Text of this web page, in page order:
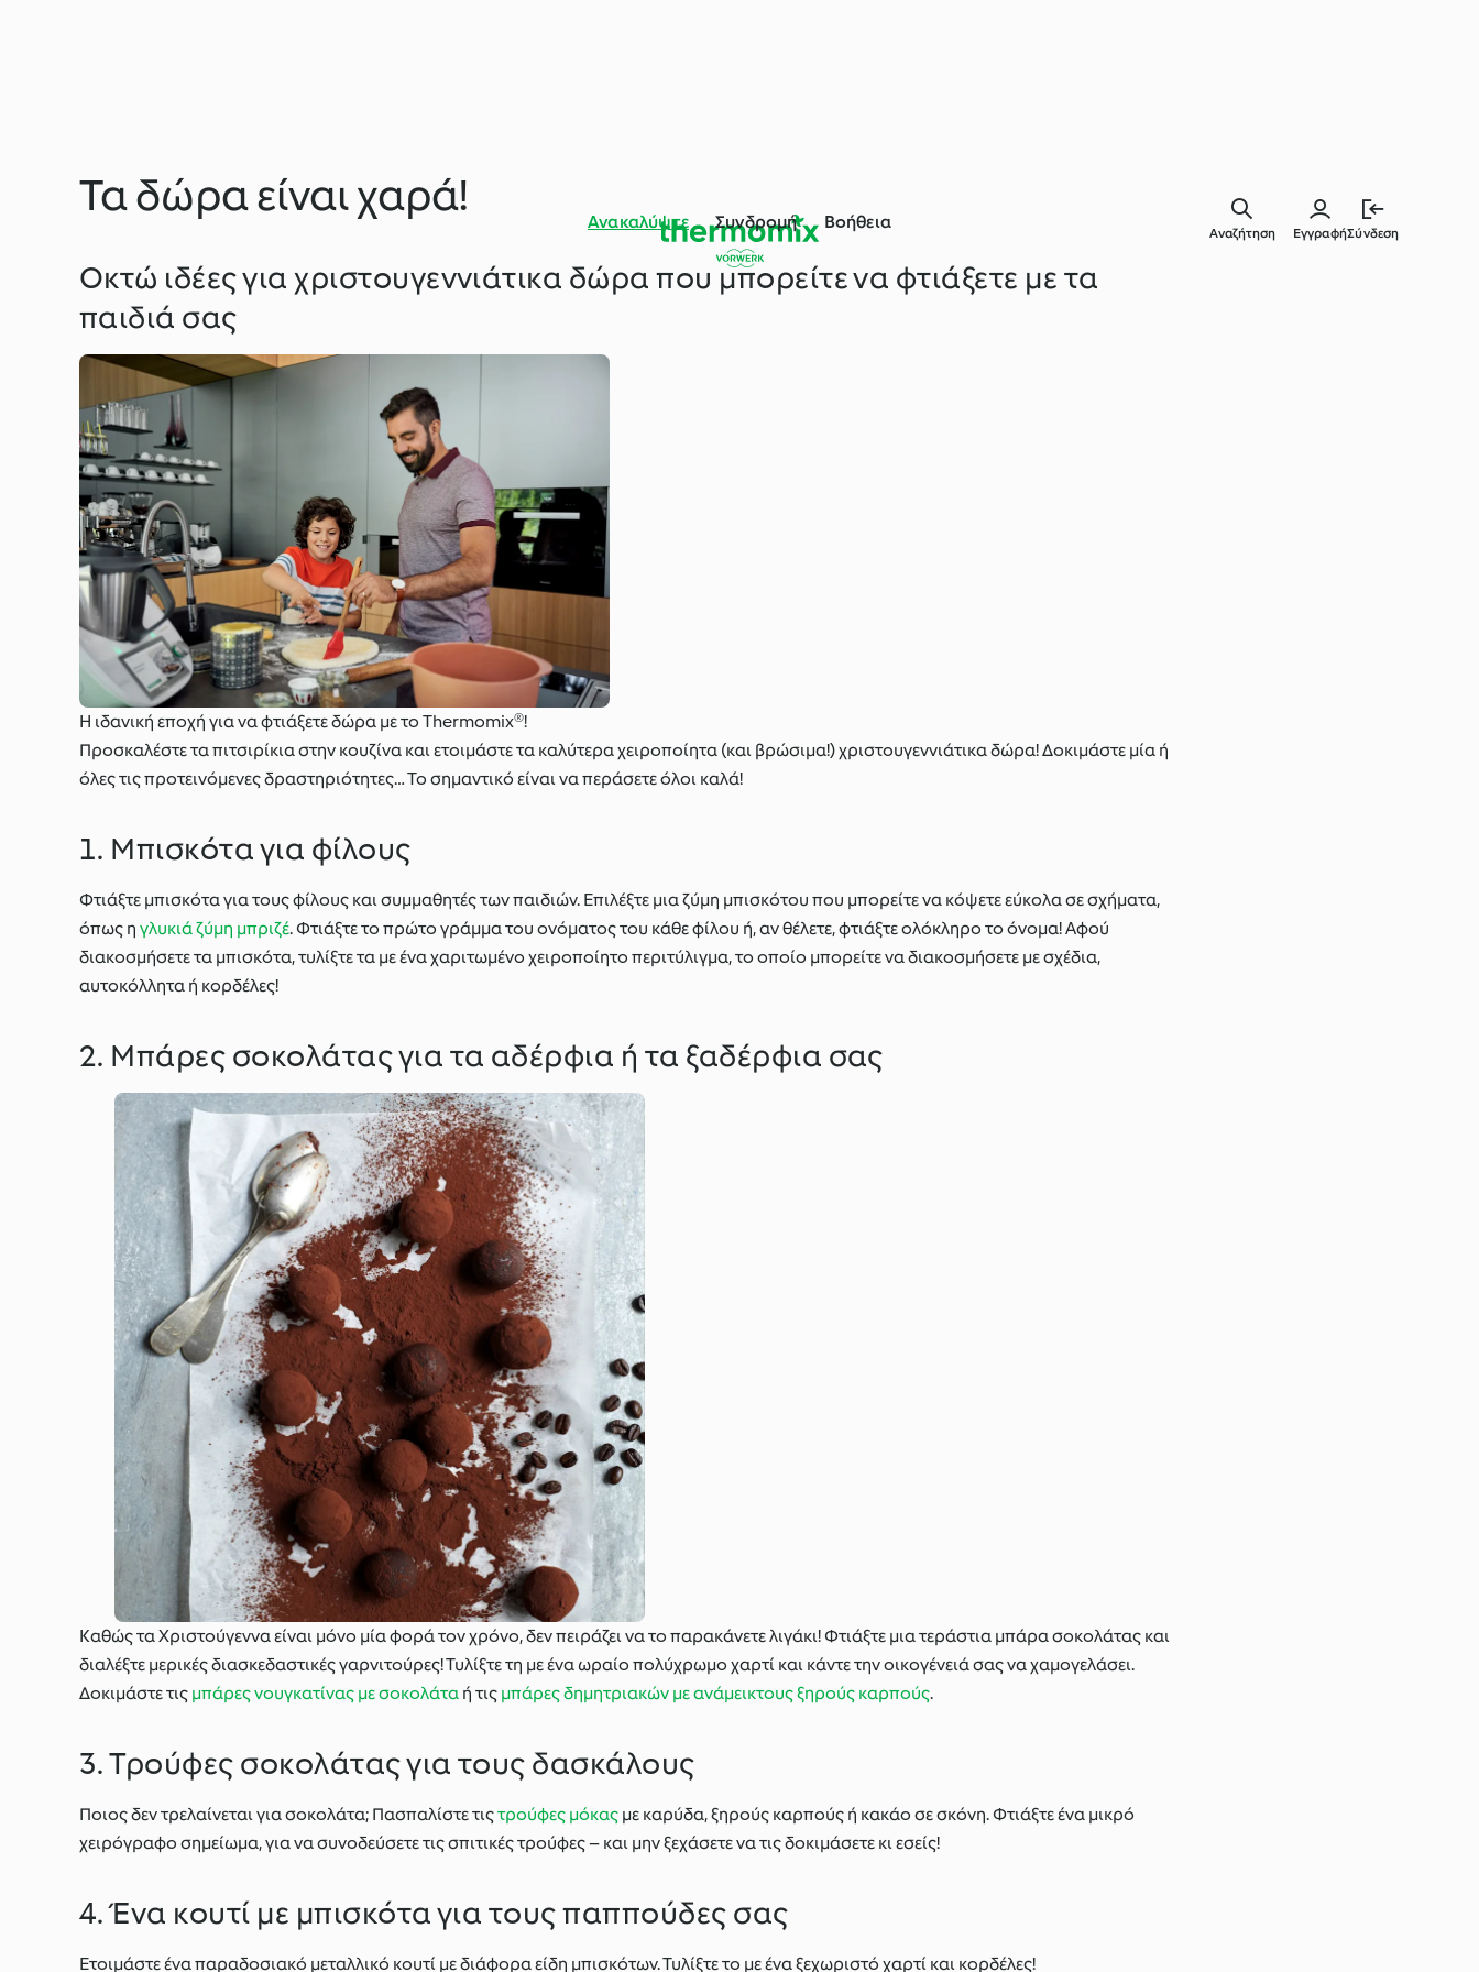
Ανακαλύψτε Συνδρομή Βοήθεια
ΕγγραφήΣύνδεση
Αναζήτηση
Τα δώρα είναι χαρά!
Οκτώ ιδέες για χριστουγεννιάτικα δώρα που μπορείτε να φτιάξετε με τα
παιδιά σας
Η ιδανική εποχή για να φτιάξετε δώρα με το Thermomix®!
Προσκαλέστε τα πιτσιρίκια στην κουζίνα και ετοιμάστε τα καλύτερα χειροποίητα (και βρώσιμα!) χριστουγεννιάτικα δώρα! Δοκιμάστε μία ή
όλες τις προτεινόμενες δραστηριότητες… Το σημαντικό είναι να περάσετε όλοι καλά!
1. Μπισκότα για φίλους
Φτιάξτε μπισκότα για τους φίλους και συμμαθητές των παιδιών. Επιλέξτε μια ζύμη μπισκότου που μπορείτε να κόψετε εύκολα σε σχήματα,
όπως η γλυκιά ζύμη μπριζέ. Φτιάξτε το πρώτο γράμμα του ονόματος του κάθε φίλου ή, αν θέλετε, φτιάξτε ολόκληρο το όνομα! Αφού
διακοσμήσετε τα μπισκότα, τυλίξτε τα με ένα χαριτωμένο χειροποίητο περιτύλιγμα, το οποίο μπορείτε να διακοσμήσετε με σχέδια,
αυτοκόλλητα ή κορδέλες!
2. Μπάρες σοκολάτας για τα αδέρφια ή τα ξαδέρφια σας
Καθώς τα Χριστούγεννα είναι μόνο μία φορά τον χρόνο, δεν πειράζει να το παρακάνετε λιγάκι! Φτιάξτε μια τεράστια μπάρα σοκολάτας και
διαλέξτε μερικές διασκεδαστικές γαρνιτούρες! Τυλίξτε τη με ένα ωραίο πολύχρωμο χαρτί και κάντε την οικογένειά σας να χαμογελάσει.
Δοκιμάστε τις μπάρες νουγκατίνας με σοκολάτα ή τις μπάρες δημητριακών με ανάμεικτους ξηρούς καρπούς.
3. Τρούφες σοκολάτας για τους δασκάλους
Ποιος δεν τρελαίνεται για σοκολάτα; Πασπαλίστε τιςτρούφες μόκας με καρύδα, ξηρούς καρπούς ή κακάο σε σκόνη. Φτιάξτε ένα μικρό
χειρόγραφο σημείωμα, για να συνοδεύσετε τις σπιτικές τρούφες – και μην ξεχάσετε να τις δοκιμάσετε κι εσείς!
4. Ένα κουτί με μπισκότα για τους παππούδες σας
Ετοιμάστε ένα παραδοσιακό μεταλλικό κουτί με διάφορα είδη μπισκότων. Τυλίξτε το με ένα ξεχωριστό χαρτί και κορδέλες!